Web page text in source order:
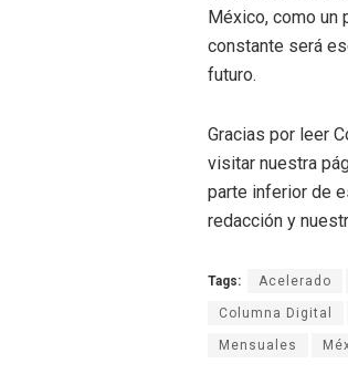
México, como un
constante será
futuro.
Gracias por leer
visitar nuestra
parte inferior de
redacción y
Tags: Acelerado
Columna Digital
Mensuales